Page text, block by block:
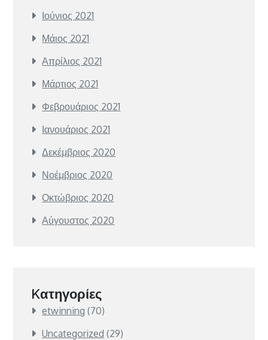
Ιούνιος 2021
Μάιος 2021
Απρίλιος 2021
Μάρτιος 2021
Φεβρουάριος 2021
Ιανουάριος 2021
Δεκέμβριος 2020
Νοέμβριος 2020
Οκτώβριος 2020
Αύγουστος 2020
Kατηγορίες
etwinning (70)
Uncategorized (29)